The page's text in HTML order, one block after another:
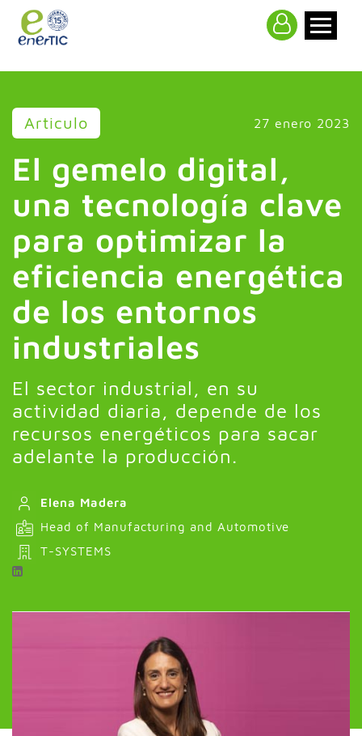
Articulo 27 enero 2023
El gemelo digital,
una tecnología clave
para optimizar la
eficiencia energética
de los entornos
industriales
El sector industrial, en su
actividad diaria, depende de los
recursos energéticos para sacar
adelante la producción.
Elena Madera
Head of Manufacturing and Automotive
T-SYSTEMS